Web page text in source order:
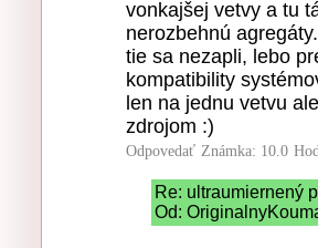
vonkajšej vetvy a tu
nerozbehnú
tie sa nezapli, lebo
kompatibility
len na jednu vetvu
zdrojom :)
Odpovedať Známka: 10.0
Re: ultraumiernený
Od: